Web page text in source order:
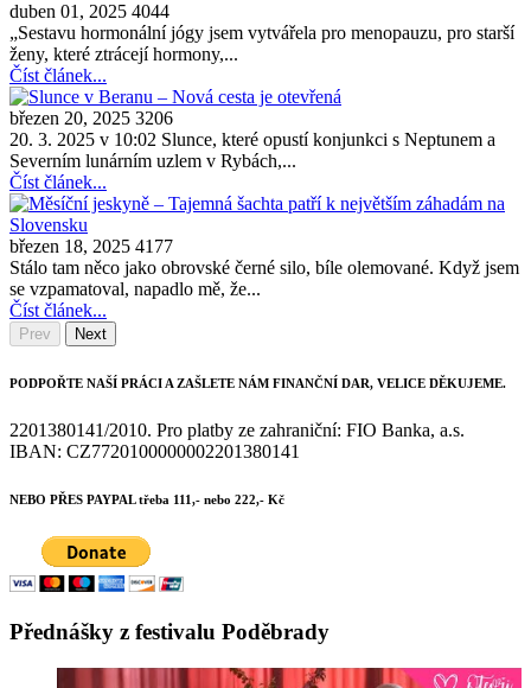
duben 01, 2025 4044
„Sestavu hormonální jógy jsem vytvářela pro menopauzu, pro starší
ženy, které ztrácejí hormony,...
Číst článek...
březen 20, 2025 3206
20. 3. 2025 v 10:02 Slunce, které opustí konjunkci s Neptunem a
Severním lunárním uzlem v Rybách,...
Číst článek...
březen 18, 2025 4177
Stálo tam něco jako obrovské černé silo, bíle olemované. Když jsem
se vzpamatoval, napadlo mě, že...
Číst článek...
Prev Next
PODPOŘTE NAŠÍ PRÁCI A ZAŠLETE NÁM FINANČNÍ DAR, VELICE DĚKUJEME.
2201380141/2010. Pro platby ze zahraniční: FIO Banka, a.s.
IBAN: CZ7720100000002201380141
NEBO PŘES PAYPAL třeba 111,- nebo 222,- Kč
Přednášky z festivalu Poděbrady